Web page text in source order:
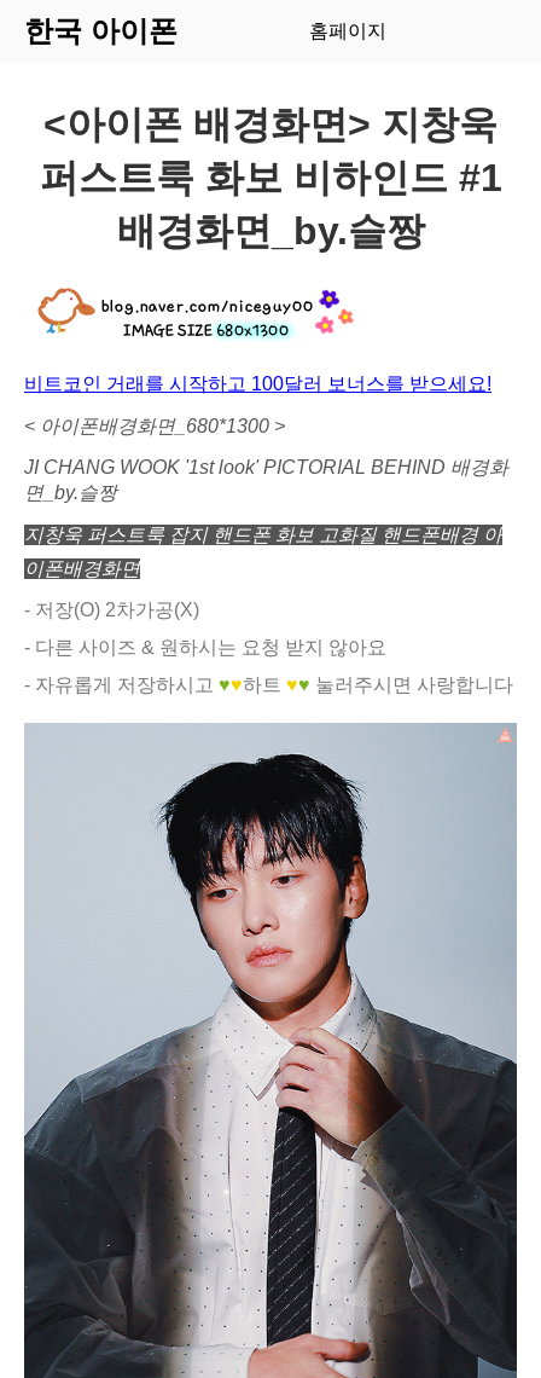
한국 아이폰 홈페이지
<아이폰 배경화면> 지창욱
퍼스트룩 화보 비하인드 #1
배경화면_by.슬짱
비트코인 거래를 시작하고 100달러 보너스를 받으세요!
< 아이폰배경화면_680*1300 >
JI CHANG WOOK '1st look' PICTORIAL BEHIND 배경화
면_by.슬짱​
지창욱 퍼스트룩 잡지 핸드폰 화보 고화질 핸드폰배경 아
이폰배경화면
- 저장(O) 2차가공(X)
- 다른 사이즈 & 원하시는 요청 받지 않아요
- 자유롭게 저장하시고 ♥♥하트 ♥♥ 눌러주시면 사랑합니다